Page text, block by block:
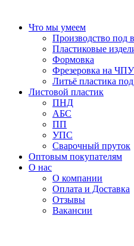
Что мы умеем
Производство под
Пластиковые
Формовка
Фрезеровка на ЧПУ
Литьё пластика
Листовой пластик
ПНД
АБС
ПП
УПС
Сварочный пруток
Оптовым покупателям
О нас
О компании
Оплата и Доставка
Отзывы
Вакансии